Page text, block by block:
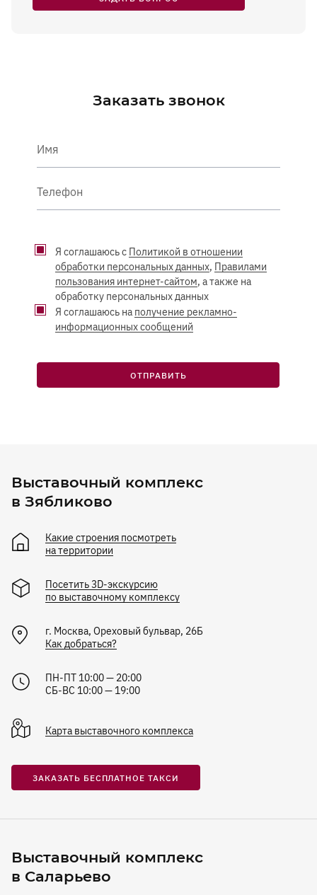
Заказать звонок
Имя
Телефон
Я соглашаюсь с Политикой в отношении
обработки персональных данных, Правилами
пользования интернет-сайтом, а также на
обработку персональных данных
Я соглашаюсь на получение рекламно-
информационных сообщений
ОТПРАВИТЬ
Выставочный комплекс
в Зябликово
Какие строения посмотреть
на территории
Посетить 3D-экскурсию
по выставочному комплексу
г. Москва, Ореховый бульвар, 26Б
Как добраться?
ПН-ПТ 10:00 — 20:00
СБ-ВС 10:00 — 19:00
Карта выставочного комплекса
ЗАКАЗАТЬ БЕСПЛАТНОЕ ТАКСИ
Выставочный комплекс
в Саларьево